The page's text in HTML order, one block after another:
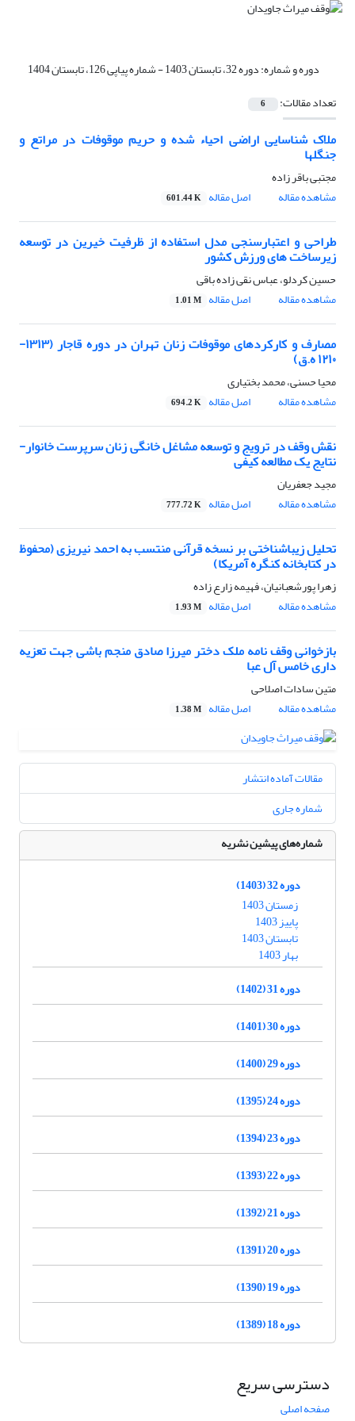
دوره و شماره:دوره 32، تابستان 1403 - شماره پیاپی 126، تابستان 1404
تعداد مقالات:
6
ملاک شناسایی اراضی احیاء شده و حریم موقوفات در مراتع و
جنگلها
مجتبی باقر زاده
مشاهده مقاله
اصل مقاله 601.44 K
طراحی و اعتبارسنجی مدل استفاده از ظرفیت خیرین در توسعه
زیرساخت های ورزش کشور
حسین کردلو، عباس نقی زاده باقی
مشاهده مقاله
اصل مقاله 1.01 M
مصارف و کارکردهای موقوفات زنان تهران در دوره قاجار (۱۳۱۳-
۱۲۱۰ ه.ق)
محیا حسنی، محمد بختیاری
مشاهده مقاله
اصل مقاله 694.2 K
نقش وقف در ترویج و توسعه مشاغل خانگی زنان سرپرست خانوار-
نتایج یک مطالعه کیفی
مجید جعفریان
مشاهده مقاله
اصل مقاله 777.72 K
تحلیل زیباشناختی بر نسخه قرآنی منتسب به احمد نیریزی (محفوظ
در کتابخانه کنگره آمریکا)
زهرا پورشعبانیان، فهیمه زارع زاده
مشاهده مقاله
اصل مقاله 1.93 M
بازخوانی وقف نامه ملک دختر میرزا صادق منجم باشی جهت تعزیه
داری خامس آل عبا
متین سادات اصلاحی
مشاهده مقاله
اصل مقاله 1.38 M
مقالات آماده انتشار
شماره جاری
شماره‌های پیشین نشریه
دوره 32 (1403)
زمستان 1403
پاییز 1403
تابستان 1403
بهار 1403
دوره 31 (1402)
دوره 30 (1401)
دوره 29 (1400)
دوره 24 (1395)
دوره 23 (1394)
دوره 22 (1393)
دوره 21 (1392)
دوره 20 (1391)
دوره 19 (1390)
دوره 18 (1389)
دسترسی سریع
صفحه اصلی